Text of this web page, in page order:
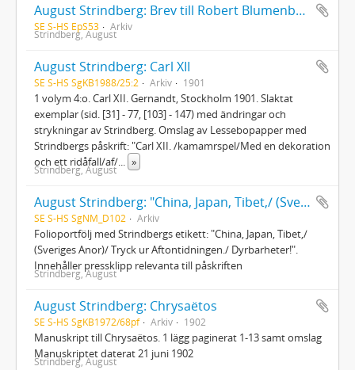
August Strindberg: Brev till Robert Blumenberg
SE S-HS EpS53 Arkiv
Strindberg, August
August Strindberg: Carl XII
SE S-HS SgKB1988/25:2 Arkiv 1901
1 volym 4:o. Carl XII. Gernandt, Stockholm 1901. Slaktat
exemplar (sid. [31] - 77, [103] - 147) med ändringar och
strykningar av Strindberg. Omslag av Lessebopapper med
Strindbergs påskrift: "Carl XII. /kamamrspel/Med en dekoration
och ett ridåfall/af/
»
Strindberg, August
August Strindberg: "China, Japan, Tibet,/ (Sveriges Anor)/ Tryck ur Aftontidningen./ Dyrbarheter!" Pressklipp
SE S-HS SgNM_D102 Arkiv
Folioportfölj med Strindbergs etikett: "China, Japan, Tibet,/
(Sveriges Anor)/ Tryck ur Aftontidningen./ Dyrbarheter!".
Innehåller pressklipp relevanta till påskriften
Strindberg, August
August Strindberg: Chrysaëtos
SE S-HS SgKB1972/68pf Arkiv 1902
Manuskript till Chrysaëtos. 1 lägg paginerat 1-13 samt omslag
Manuskriptet daterat 21 juni 1902
Strindberg, August